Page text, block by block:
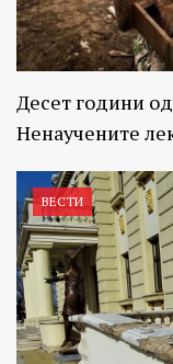
Десет години
Ненаучените
ВЕСТИ